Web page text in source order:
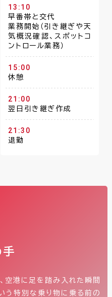
13:10
早番帯と交代
業務開始（引き継ぎや天
気概況確認、スポットコ
ントロール業務）
15:00
休憩
21:00
翌日引き継ぎ作成
21:30
退勤
手
空港に足を踏み入れた瞬間
う特別な乗り物に乗る前の